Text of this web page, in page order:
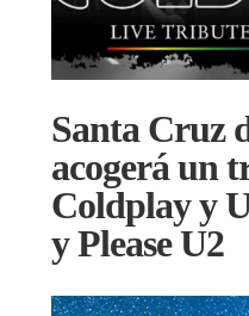
Santa Cruz
acogerá un
Coldplay y
y Please U2